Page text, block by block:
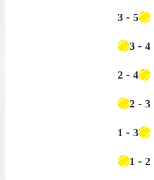
3 - 5
3 - 4
2 - 4
2 - 3
1 - 3
1 - 2